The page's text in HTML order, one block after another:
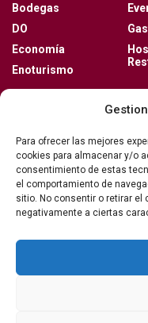
Para ofrecer las mejores
cookies para almacenar y/o
consentimiento de estas
el comportamiento de
sitio. No consentir o retirar
negativamente a ciertas
Bodegas
DO
Economía
Enoturismo
Vino y
más
Ribera del
para la